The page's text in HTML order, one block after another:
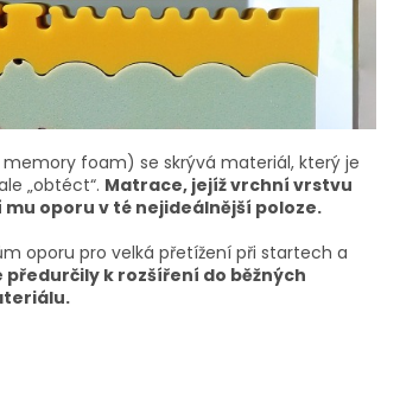
foam) se skrývá materiál, který je
„obtéct“. Matrace, jejíž vrchní vrstvu
oporu v té nejideálnější poloze.
oporu pro velká přetížení při startech a
k rozšíření do běžných